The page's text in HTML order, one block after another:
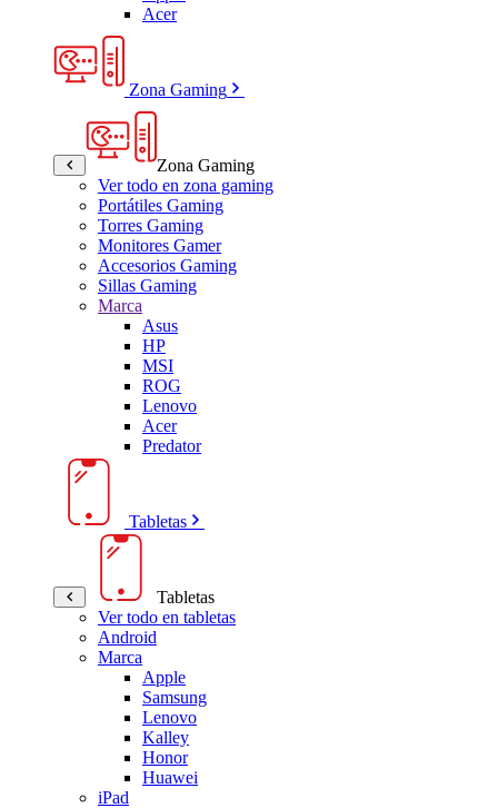
Acer
Zona Gaming
Zona Gaming
Ver todo en zona gaming
Portátiles Gaming
Torres Gaming
Monitores Gamer
Accesorios Gaming
Sillas Gaming
Marca
Asus
HP
MSI
ROG
Lenovo
Acer
Predator
Tabletas
Tabletas
Ver todo en tabletas
Android
Marca
Apple
Samsung
Lenovo
Kalley
Honor
Huawei
iPad